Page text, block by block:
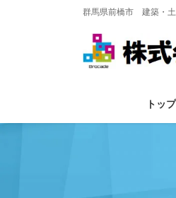
動
に
群馬県前橋市 建築・
トップ